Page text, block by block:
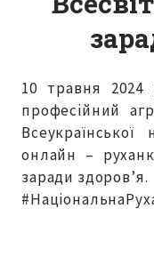
10 травня
професійний
Всеукраїнської
онлайн –
заради здоров’я.